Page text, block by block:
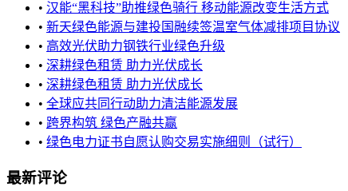
• 汉能“黑科技”助推绿色骑行 移动能源改变生活方式
• 新天绿色能源与建投国融续签温室气体减排项目协议
• 高效光伏助力钢铁行业绿色升级
• 深耕绿色租赁 助力光伏成长
• 深耕绿色租赁 助力光伏成长
• 全球应共同行动助力清洁能源发展
• 跨界构筑 绿色产融共赢
• 绿色电力证书自愿认购交易实施细则（试行）
最新评论